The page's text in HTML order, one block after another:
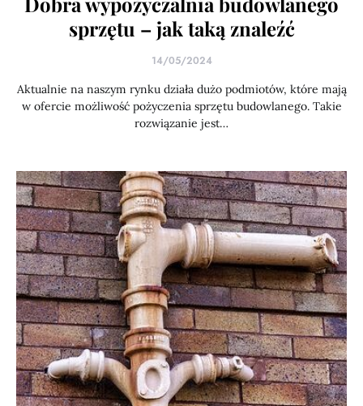
sprzętu – jak taką znaleźć
14/05/2024
Aktualnie na naszym rynku działa dużo podmiotów, które mają
w ofercie możliwość pożyczenia sprzętu budowlanego. Takie
rozwiązanie jest…